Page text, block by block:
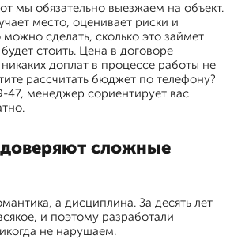
мы обязательно выезжаем на объект.
место, оценивает риски и
можно сделать, сколько это займет
стоить. Цена в договоре
доплат в процессе работы не
рассчитать бюджет по телефону?
47, менеджер сориентирует вас
сложные
а дисциплина. За десять лет
и поэтому разработали
не нарушаем.